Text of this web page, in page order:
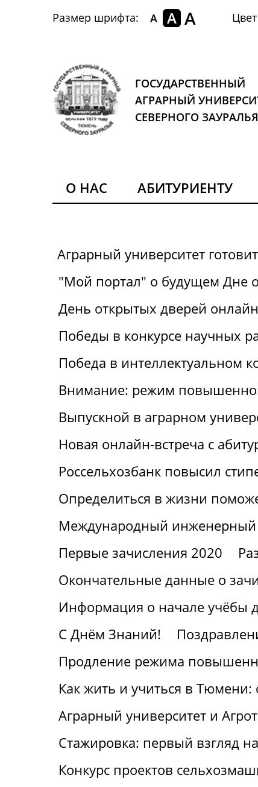
Размер шрифта: A A A
ГОСУДАРСТВЕННЫЙ
АГРАРНЫЙ
СЕВЕРНОГО ЗАУРАЛЬЯ
О НАС АБИТУРИЕНТУ
Аграрный университет
"Мой портал" о будущем Дне
День открытых дверей онлайн
Победы в конкурсе научных
Победа в интеллектуальном
Внимание: режим
Выпускной в аграрном
Новая онлайн-встреча с
Россельхозбанк повысил
Определиться в жизни
Международный инженерный
Первые зачисления 2020
Окончательные данные о
Информация о начале учёбы
С Днём Знаний!
Продление режима
Как жить и учиться в Тюмени:
Аграрный университет и
Стажировка: первый взгляд
Конкурс проектов